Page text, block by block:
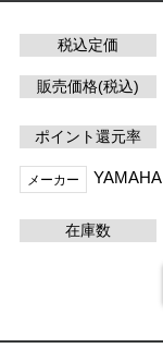
税込定価
販売価格(税込)
ポイント還元率
メーカー YAMAHA
在庫数